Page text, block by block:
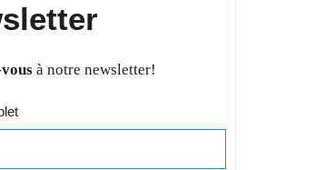
à notre newsletter!